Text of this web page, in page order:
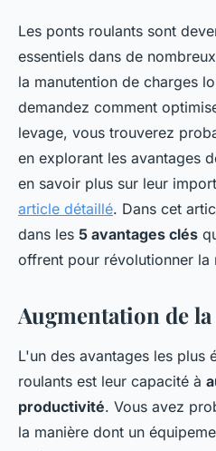
Pont roulant : 5
pour optimiser
lourde
Noémie• 13 janvier 2025•8 min
Les ponts roulants sont
essentiels dans de
la manutention de charges
demandez comment
levage, vous trouverez
en explorant les avantages
en savoir plus sur leur
article détaillé. Dans cet
dans les 5 avantages clés
offrent pour révolutionner la
Augmentation de
L'un des avantages les plus
roulants est leur capacité à
productivité. Vous avez
la manière dont un